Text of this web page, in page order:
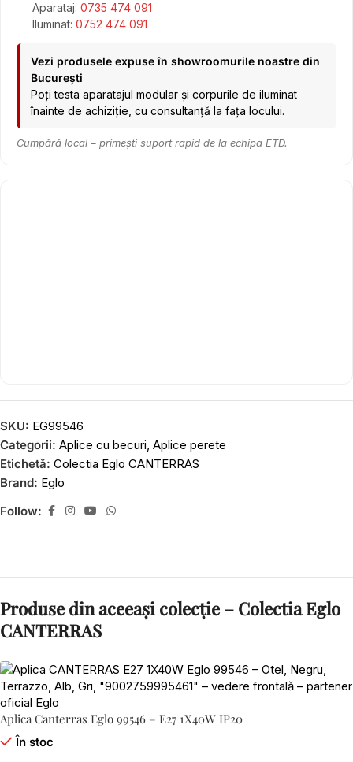
Aparataj: 0735 474 091
Iluminat: 0752 474 091
Vezi produsele expuse în showroomurile noastre din
București
Poți testa aparatajul modular și corpurile de iluminat
înainte de achiziție, cu consultanță la fața locului.
Cumpără local – primești suport rapid de la echipa ETD.
SKU: EG99546
Categorii: Aplice cu becuri, Aplice perete
Etichetă: Colectia Eglo CANTERRAS
Brand: Eglo
Follow:
Produse din aceeași colecție – Colectia Eglo
CANTERRAS
Aplica Canterras Eglo 99546 – E27 1X40W IP20
În stoc